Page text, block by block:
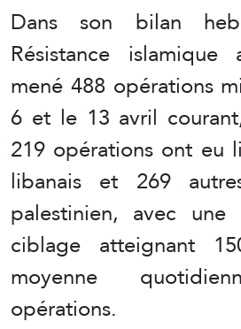
Dans son bilan
Résistance
mené 488 opérations
6 et le 13 avril
219 opérations ont eu
libanais et 269
palestinien, avec
ciblage atteignant
moyenne
opérations.